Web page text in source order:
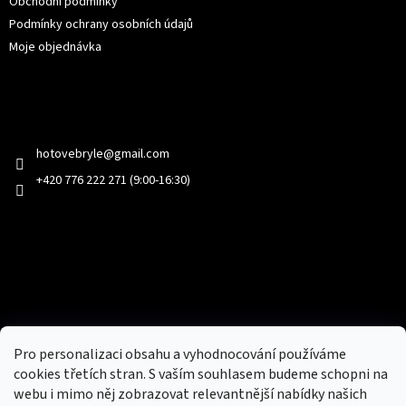
Pro personalizaci obsahu a vyhodnocování používáme
cookies třetích stran. S vaším souhlasem budeme schopni na
webu i mimo něj zobrazovat relevantnější nabídky našich
Podmínky ochrany osobních údajů
Moje objednávka
hotovebryle@gmail.com
+420 776 222 271 (9:00-16:30)